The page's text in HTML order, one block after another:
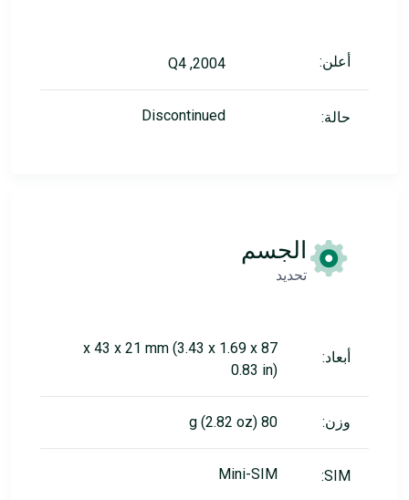
أعلن: 2004, Q4
حالة: Discontinued
الجسم
تحديد
أبعاد:
87 x 43 x 21 mm (3.43 x 1.69 x
0.83 in)
وزن: 80 g (2.82 oz)
SIM:
Mini-SIM